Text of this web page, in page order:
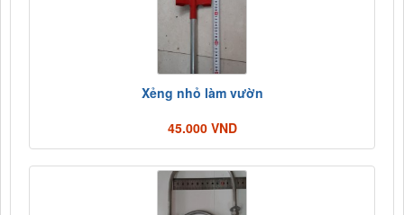
Xẻng nhỏ làm vườn
45.000 VND